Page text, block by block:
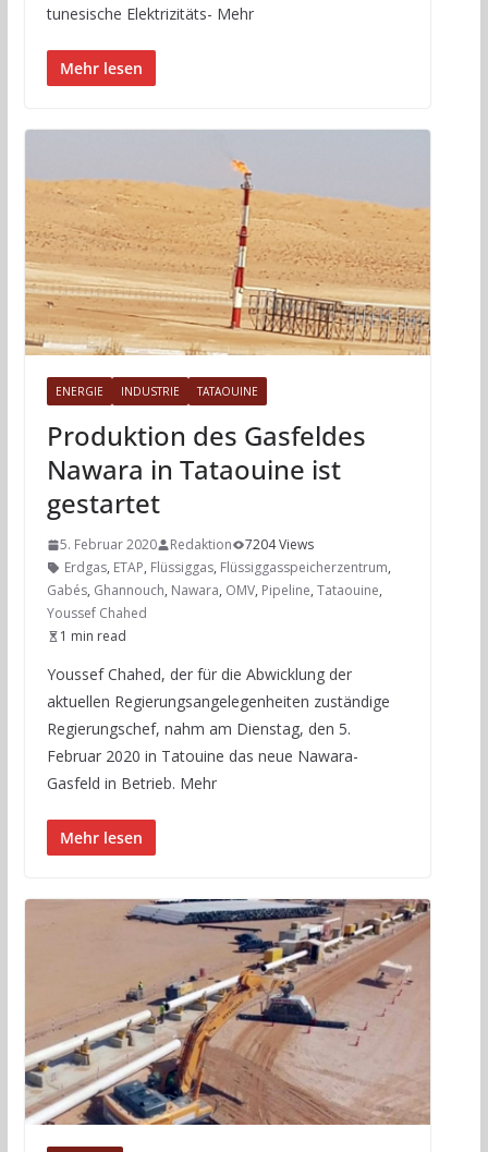
tunesische Elektrizitäts- Mehr
Mehr lesen
ENERGIE INDUSTRIE TATAOUINE
Produktion des Gasfeldes
Nawara in Tataouine ist
gestartet
5. Februar 2020 Redaktion
7204 Views
Erdgas, ETAP, Flüssiggas, Flüssiggasspeicherzentrum,
Gabés, Ghannouch, Nawara, OMV, Pipeline, Tataouine,
Youssef Chahed
1 min read
Youssef Chahed, der für die Abwicklung der
aktuellen Regierungsangelegenheiten zuständige
Regierungschef, nahm am Dienstag, den 5.
Februar 2020 in Tatouine das neue Nawara-
Gasfeld in Betrieb. Mehr
Mehr lesen